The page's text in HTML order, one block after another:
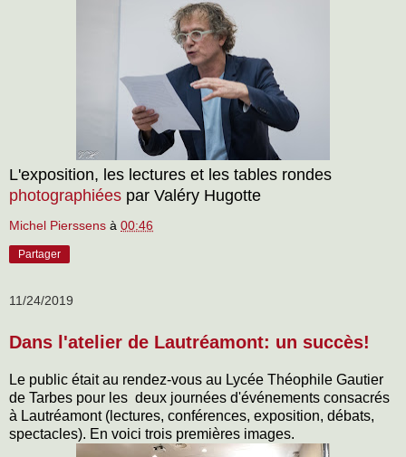
L'exposition, les lectures et les tables rondes
photographiées par Valéry Hugotte
Michel Pierssens à 00:46
Partager
11/24/2019
Dans l'atelier de Lautréamont: un succès!
Le public était au rendez-vous au Lycée Théophile Gautier
de Tarbes pour les deux journées d'événements consacrés
à Lautréamont (lectures, conférences, exposition, débats,
spectacles). En voici trois premières images.